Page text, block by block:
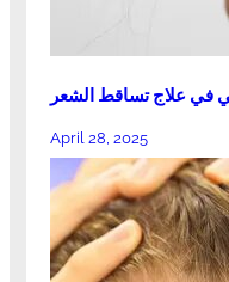
في علاج تساقط الشعر
April 28, 2025